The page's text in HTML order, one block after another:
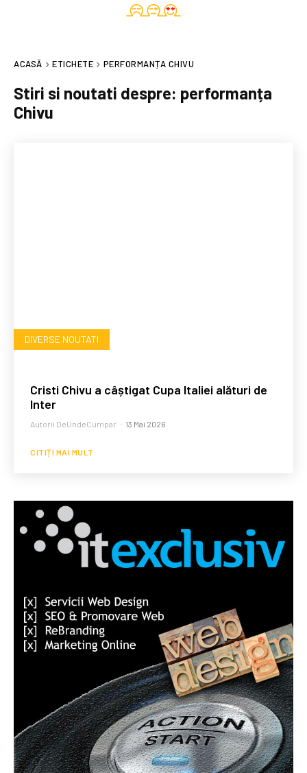
ACASĂ ETICHETE PERFORMANȚA CHIVU
Stiri si noutati despre: performanța
Chivu
DIVERSE NOUTATI
Cristi Chivu a câștigat Cupa Italiei alături de
Inter
Autorii DeUndeCumpar - 13 Mai 2026
CITIȚI MAI MULT